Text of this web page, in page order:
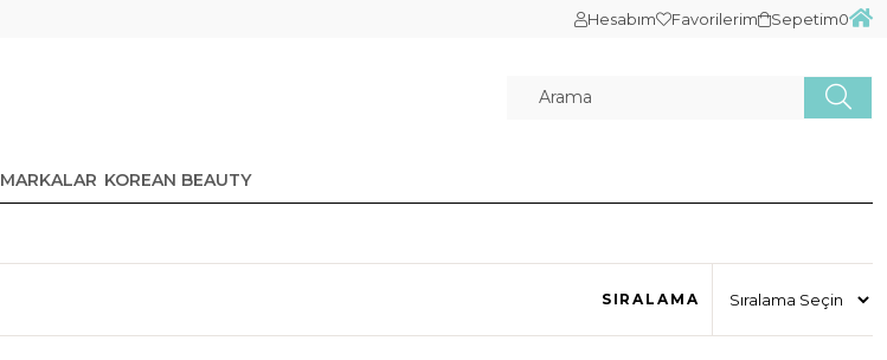
Hesabım Favorilerim Sepetim0
MARKALAR KOREAN BEAUTY
SIRALAMA